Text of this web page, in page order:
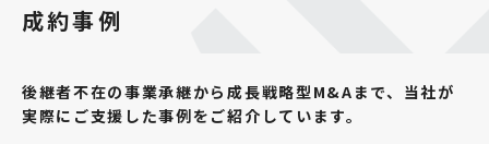
成約事例
後継者不在の事業承継から成長戦略型M&Aまで、 当社が
実際にご支援した事例をご紹介しています。